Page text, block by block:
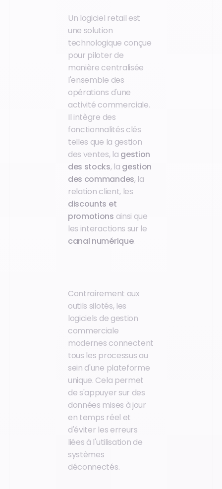
Un logiciel retail est
une solution
technologique conçue
pour piloter de
manière centralisée
l'ensemble des
opérations d'une
activité commerciale.
Il intègre des
fonctionnalités clés
telles que la gestion
des ventes, la gestion
des stocks, la gestion
des commandes, la
relation client, les
discounts et
promotions ainsi que
les interactions sur le
canal numérique.
Contrairement aux
outils silotés, les
logiciels de gestion
commerciale
modernes connectent
tous les processus au
sein d'une plateforme
unique. Cela permet
de s'appuyer sur des
données mises à jour
en temps réel et
d'éviter les erreurs
liées à l'utilisation de
systèmes
déconnectés.